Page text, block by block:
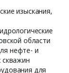
изыскания,
области
нефте- и
скважин
для